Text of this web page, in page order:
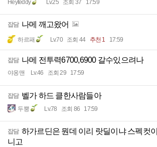
Heyteddy Lv.25 조회 37 17:59
잡담 나메 깨고왔어
하르패 Lv.70 조회 44 추천 1 17:59
잡담 나메 전투력6700,6900 갈수있으려나
야옹맨 Lv.46 조회 29 17:59
잡담 벨가 하드 클한사람들아
두뿡 Lv.78 조회 86 17:59
잡담 하가르딘은 뭔데 이리 랏딜이냐 스펙컷
니고